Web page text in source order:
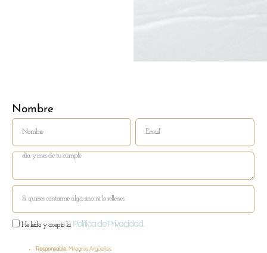
Nombre
He leído y acepto la Política de Privacidad.
Responsable: Milagros Argüelles